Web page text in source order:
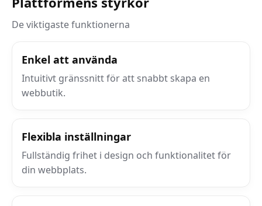
De viktigaste funktionerna
Enkel att använda
Intuitivt gränssnitt för att snabbt skapa en
webbutik.
Flexibla inställningar
Fullständig frihet i design och funktionalitet för
din webbplats.